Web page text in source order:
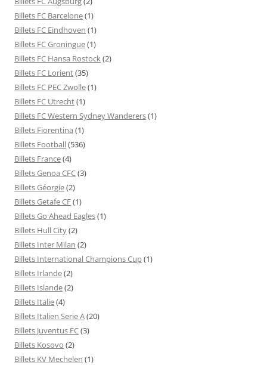
Billets FC Barcelone(1)
Billets FC Eindhoven (1)
Billets FC Groningue(1)
Billets FC Hansa Rostock(2)
Billets FC Lorient(35)
Billets FC PEC Zwolle(1)
Billets FC Utrecht(1)
Billets FC Western Sydney Wanderers(1)
Billets Fiorentina (1)
Billets Football(536)
Billets France(4)
Billets Genoa CFC(3)
Billets Géorgie(2)
Billets Getafe CF(1)
Billets Go Ahead Eagles(1)
Billets Hull City(2)
Billets Inter Milan (2)
Billets International Champions Cup(1)
Billets Irlande(2)
Billets Islande(2)
Billets Italie(4)
Billets Italien Serie A(20)
Billets Juventus FC(3)
Billets Kosovo (2)
Billets KV Mechelen (1)